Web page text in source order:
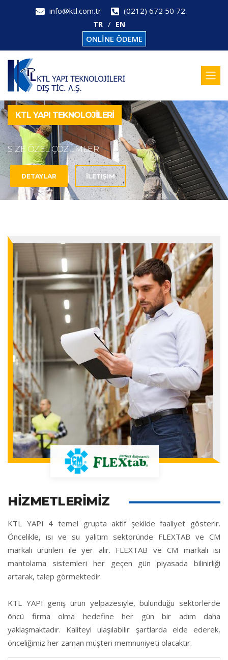
info@ktl.com.tr (0212) 672 50 72
TR EN
ONLİNE ÖDEME
KTL YAPI TEKNOLOJİLERİ
SIZE ÖZEL ÇÖZÜMLER
DETAYLAR İLETIŞIM
HİZMETLERİMİZ
KTL YAPI 4 temel grupta aktif şekilde faaliyet gösterir.
Öncelikle, ısı ve su yalıtım sektöründe FLEXTAB ve CM
markalı ürünleri ile yer alır. FLEXTAB ve CM markalı ısı
mantolama sistemleri her geçen gün piyasada bilinirliği
artarak, talep görmektedir.
KTL YAPI geniş ürün yelpazesiyle, bulunduğu sektörlerde
öncü firma olma hedefine her gün bir adım daha
yaklaşmaktadır. Kaliteyi ulaşılabilir şartlarda elde ederek,
önceliğimiz her zaman müşteri memnuniyeti olacaktır.